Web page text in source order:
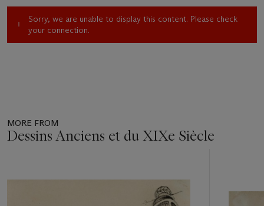
Sorry, we are unable to display this content. Please check
your connection.
MORE FROM
Dessins Anciens et du XIXe Siècle